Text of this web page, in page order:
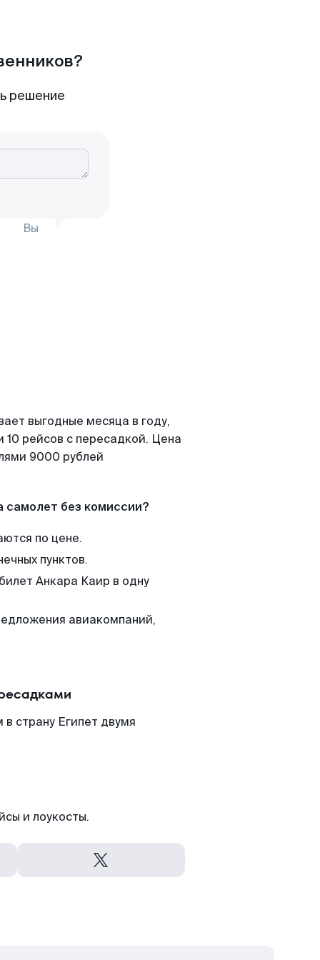
решение
Вы
выгодные месяца в году,
рейсов с пересадкой. Цена
9000 рублей
самолет без комиссии?
по цене.
пунктов.
Анкара Каир в одну
авиакомпаний,
страну Египет двумя
и лоукосты.